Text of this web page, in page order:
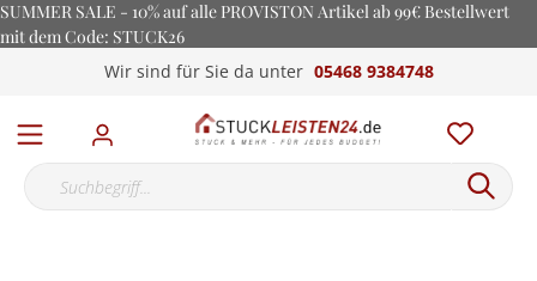
SUMMER SALE - 10% auf alle PROVISTON Artikel ab 99€ Bestellwert
mit dem Code: STUCK26
Wir sind für Sie da unter 05468 9384748